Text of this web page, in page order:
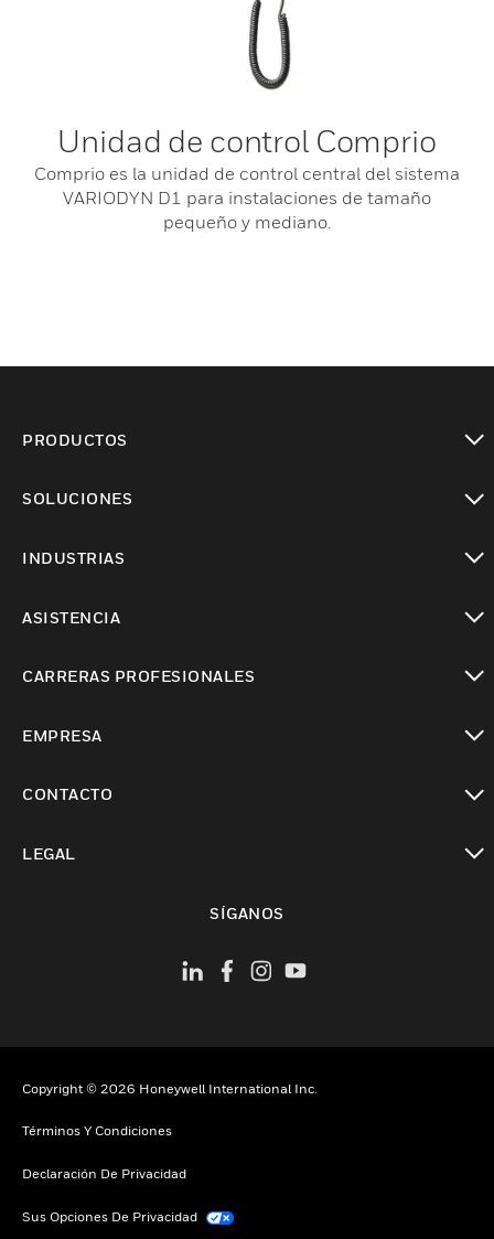
Unidad de control Comprio
Comprio es la unidad de control central del sistema
VARIODYN D1 para instalaciones de tamaño
pequeño y mediano.
PRODUCTOS
SOLUCIONES
INDUSTRIAS
ASISTENCIA
CARRERAS PROFESIONALES
EMPRESA
CONTACTO
LEGAL
SÍGANOS
Copyright © 2026 Honeywell International Inc.
Términos Y Condiciones
Declaración De Privacidad
Sus Opciones De Privacidad